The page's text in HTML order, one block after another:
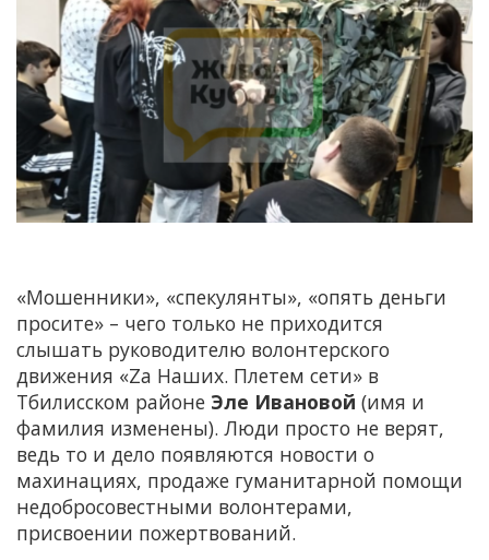
«Мошенники», «спекулянты», «опять деньги
просите» – чего только не приходится
слышать руководителю волонтерского
движения «Za Наших. Плетем сети» в
Тбилисском районе Эле Ивановой (имя и
фамилия изменены). Люди просто не верят,
ведь то и дело появляются новости о
махинациях, продаже гуманитарной помощи
недобросовестными волонтерами,
присвоении пожертвований.